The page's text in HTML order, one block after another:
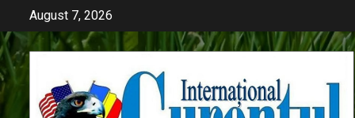
content
August 7, 2026